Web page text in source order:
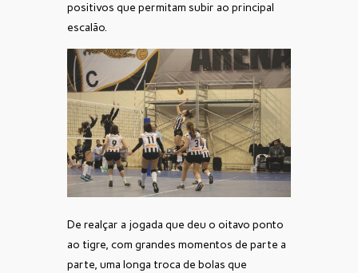
positivos que permitam subir ao principal
escalão.
De realçar a jogada que deu o oitavo ponto
ao tigre, com grandes momentos de parte a
parte, uma longa troca de bolas que